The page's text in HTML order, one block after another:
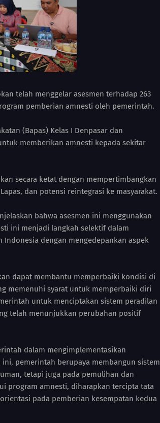
telah menggelar asesmen terhadap 263
pemberian amnesti oleh pemerintah.
(Bapas) Kelas I Denpasar dan
memberikan amnesti kepada sekitar
secara ketat dengan mempertimbangkan
dan potensi reintegrasi ke masyarakat.
bahwa asesmen ini menggunakan
ini menjadi langkah selektif dalam
dengan mengedepankan aspek
dapat membantu memperbaiki kondisi di
memenuhi syarat untuk memperbaiki diri
untuk menciptakan sistem peradilan
telah menunjukkan perubahan positif
dalam mengimplementasikan
pemerintah berupaya membangun sistem
tetapi juga pada pemulihan dan
program amnesti, diharapkan tercipta tata
pada pemberian kesempatan kedua